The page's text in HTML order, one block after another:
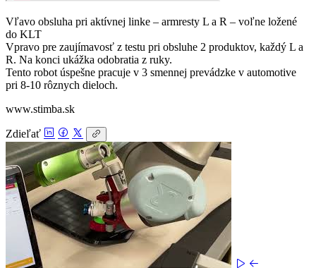
Vľavo obsluha pri aktívnej linke – armresty L a R – voľne ložené
do KLT
Vpravo pre zaujímavosť z testu pri obsluhe 2 produktov, každý L a
R. Na konci ukážka odobratia z ruky.
Tento robot úspešne pracuje v 3 smennej prevádzke v automotive
pri 8-10 rôznych dieloch.
www.stimba.sk
Zdieľať